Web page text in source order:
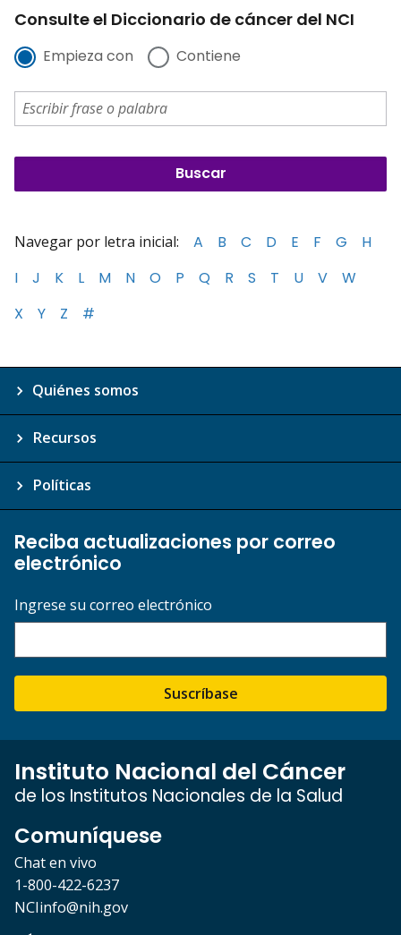
Consulte el Diccionario de cáncer del NCI
Empieza con Contiene
Navegar por letra inicial: A B C D E F G
H
I
J K L M N O P Q R S T U V
W
X
Y Z #
Quiénes somos
Recursos
Políticas
Reciba actualizaciones por correo
electrónico
Ingrese su correo electrónico
Suscríbase
Instituto Nacional del Cáncer
de los Institutos Nacionales de la Salud
Comuníquese
Chat en vivo
1-800-422-6237
NCIinfo@nih.gov